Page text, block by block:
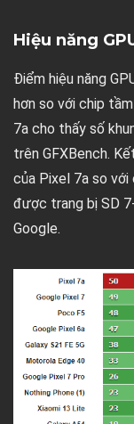
Hiệu năng
Điểm hiệu năng
hơn so với chip
7a cho thấy số
trên GFXBench.
của Pixel 7a so
được trang bị SD
Google.